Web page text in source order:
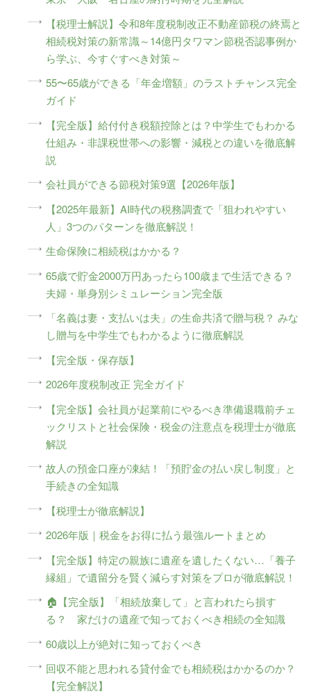
【税理士解説】令和8年度税制改正不動産節税の終焉と
相続税対策の新常識～14億円タワマン節税否認事例か
ら学ぶ、今すぐすべき対策～
55〜65歳ができる「年金増額」のラストチャンス完全
ガイド
【完全版】給付付き税額控除とは？中学生でもわかる
仕組み・非課税世帯への影響・減税との違いを徹底解
説
会社員ができる節税対策9選【2026年版】
【2025年最新】AI時代の税務調査で「狙われやすい
人」3つのパターンを徹底解説！
生命保険に相続税はかかる？
65歳で貯金2000万円あったら100歳まで生活できる？
夫婦・単身別シミュレーション完全版
「名義は妻・支払いは夫」の生命共済で贈与税？ みな
し贈与を中学生でもわかるように徹底解説
【完全版・保存版】
2026年度税制改正 完全ガイド
【完全版】会社員が起業前にやるべき準備退職前チェ
ックリストと社会保険・税金の注意点を税理士が徹底
解説
故人の預金口座が凍結！「預貯金の払い戻し制度」と
手続きの全知識
【税理士が徹底解説】
2026年版｜税金をお得に払う最強ルートまとめ
【完全版】特定の親族に遺産を遺したくない…「養子
縁組」で遺留分を賢く減らす対策をプロが徹底解説！
🏠【完全版】「相続放棄して」と言われたら損す
る？ 家だけの遺産で知っておくべき相続の全知識
60歳以上が絶対に知っておくべき
回収不能と思われる貸付金でも相続税はかかるのか？
【完全解説】